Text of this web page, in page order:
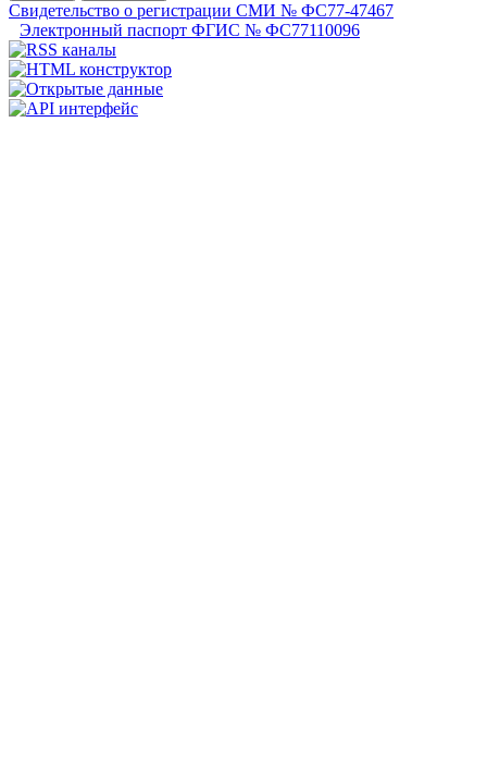
Свидетельство о регистрации СМИ № ФС77-47467
Электронный паспорт ФГИС № ФС77110096